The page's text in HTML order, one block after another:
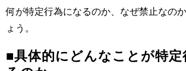
何が特定行為になるのか、なぜ禁止なの
ょう。
■具体的にどんなことが特定